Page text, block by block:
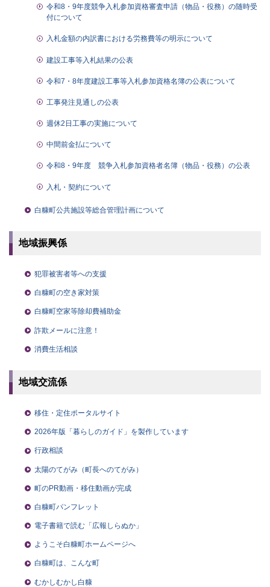
令和8・9年度競争入札参加資格審査申請（物品・役務）の随時受
付について
入札金額の内訳書における労務費等の明示について
建設工事等入札結果の公表
令和7・8年度建設工事等入札参加資格名簿の公表について
工事発注見通しの公表
週休2日工事の実施について
中間前金払について
令和8・9年度 競争入札参加資格者名簿（物品・役務）の公表
入札・契約について
白糠町公共施設等総合管理計画について
地域振興係
犯罪被害者等への支援
白糠町の空き家対策
白糠町空家等除却費補助金
詐欺メールに注意！
消費生活相談
地域交流係
移住・定住ポータルサイト
2026年版「暮らしのガイド」を製作しています
行政相談
太陽のてがみ（町長へのてがみ）
町のPR動画・移住動画が完成
白糠町パンフレット
電子書籍で読む「広報しらぬか」
ようこそ白糠町ホームページへ
白糠町は、こんな町
むかしむかし白糠